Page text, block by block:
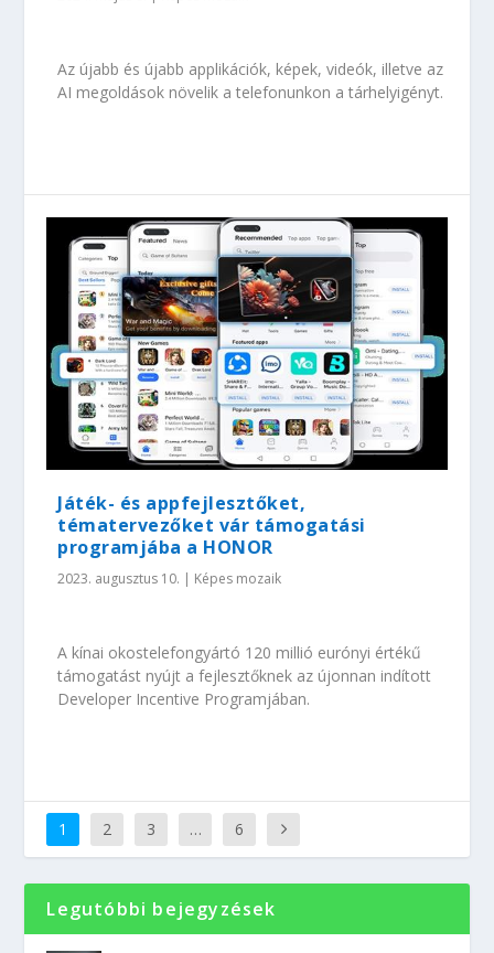
Az újabb és újabb applikációk, képek, videók, illetve az
AI megoldások növelik a telefonunkon a tárhelyigényt.
Játék- és appfejlesztőket,
tématervezőket vár támogatási
programjába a HONOR
2023. augusztus 10. | Képes mozaik
A kínai okostelefongyártó 120 millió eurónyi értékű
támogatást nyújt a fejlesztőknek az újonnan indított
Developer Incentive Programjában.
1 2 3 … 6
Legutóbbi bejegyzések